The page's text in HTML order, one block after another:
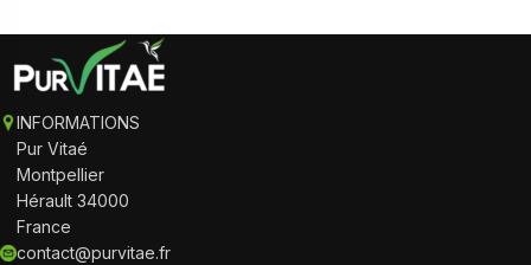
INFORMATIONS
Pur Vitaé
Montpellier
Hérault 34000
France
contact@purvitae.fr